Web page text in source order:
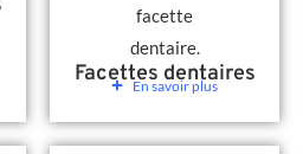
Facettes dentaires
En savoir plus